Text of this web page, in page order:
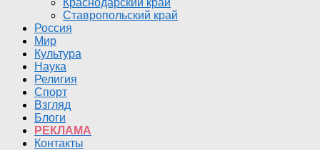
Краснодарский край
Ставропольский край
Россия
Мир
Культура
Наука
Религия
Спорт
Взгляд
Блоги
РЕКЛАМА
Контакты